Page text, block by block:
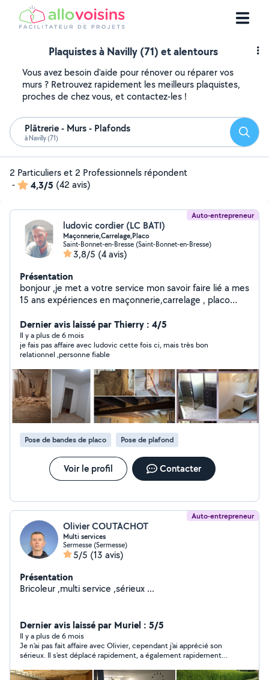
Plaquistes à Navilly (71) et alentours
Vous avez besoin d'aide pour rénover ou réparer vos
murs ? Retrouvez rapidement les meilleurs plaquistes,
proches de chez vous, et contactez-les !
Plâtrerie - Murs - Plafonds
à Navilly (71)
2 Particuliers et 2 Professionnels répondent
-
4,3/5 (42 avis)
Auto-entrepreneur
ludovic cordier (LC BATI)
Maçonnerie,Carrelage,Placo
Saint-Bonnet-en-Bresse (Saint-Bonnet-en-Bresse)
3,8/5 (4 avis)
Présentation
bonjour ,je met a votre service mon savoir faire lié a mes
15 ans expériences en maçonnerie,carrelage , placo
Dernier avis laissé par Thierry : 4/5
Il y a plus de 6 mois
je fais pas affaire avec ludovic cette fois ci, mais très bon
relationnel ,personne fiable
Pose de bandes de placo Pose de plafond
Voir le profil Contacter
Auto-entrepreneur
Olivier COUTACHOT
Multi services
Sermesse (Sermesse)
5/5 (13 avis)
Présentation
Bricoleur ,multi service ,sérieux ...
Dernier avis laissé par Muriel : 5/5
Il y a plus de 6 mois
Je n'ai pas fait affaire avec Olivier, cependant j'ai apprécié son
sérieux. Il s'est déplacé rapidement, a également rapidement
possibilité à réaliser certains travaux.